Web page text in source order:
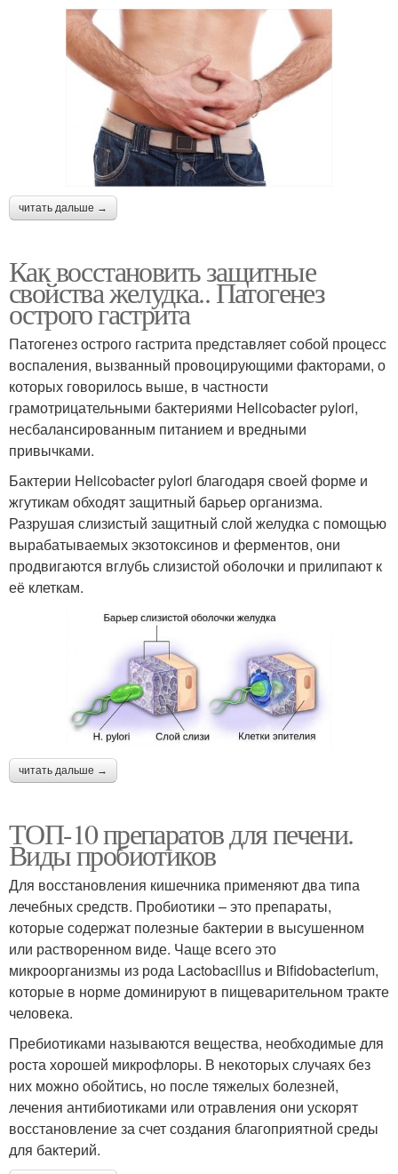
читать дальше →
Как восстановить защитные
свойства желудка.. Патогенез
острого гастрита
Патогенез острого гастрита представляет собой процесс
воспаления, вызванный провоцирующими факторами, о
которых говорилось выше, в частности
грамотрицательными бактериями Helicobacter pylori,
несбалансированным питанием и вредными
привычками.
Бактерии Helicobacter pylori благодаря своей форме и
жгутикам обходят защитный барьер организма.
Разрушая слизистый защитный слой желудка с помощью
вырабатываемых экзотоксинов и ферментов, они
продвигаются вглубь слизистой оболочки и прилипают к
её клеткам.
читать дальше →
ТОП-10 препаратов для печени.
Виды пробиотиков
Для восстановления кишечника применяют два типа
лечебных средств. Пробиотики – это препараты,
которые содержат полезные бактерии в высушенном
или растворенном виде. Чаще всего это
микроорганизмы из рода Lactobacillus и Bifidobacterium,
которые в норме доминируют в пищеварительном тракте
человека.
Пребиотиками называются вещества, необходимые для
роста хорошей микрофлоры. В некоторых случаях без
них можно обойтись, но после тяжелых болезней,
лечения антибиотиками или отравления они ускорят
восстановление за счет создания благоприятной среды
для бактерий.